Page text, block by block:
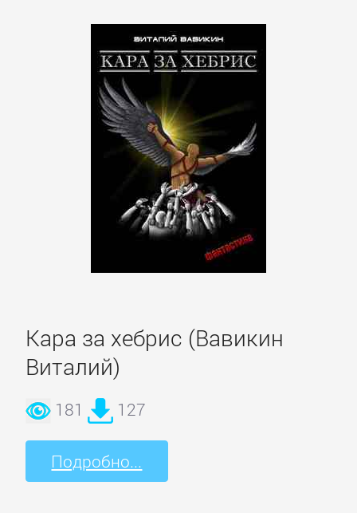
Кара за хебрис (Вавикин
Виталий)
181 127
Подробно...
Управление
Литература